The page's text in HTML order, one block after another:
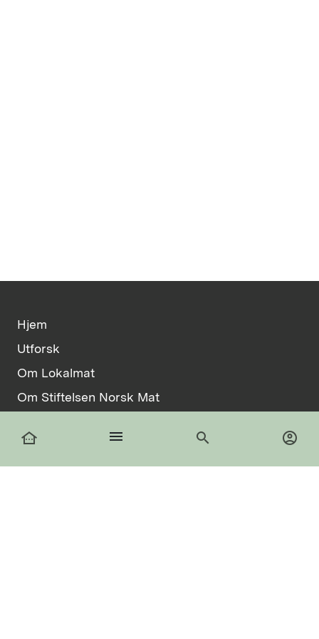
other_houses menu search account_circle
Hjem
Utforsk
Om Lokalmat
Om Stiftelsen Norsk Mat
Informasjonskapsler
facebook